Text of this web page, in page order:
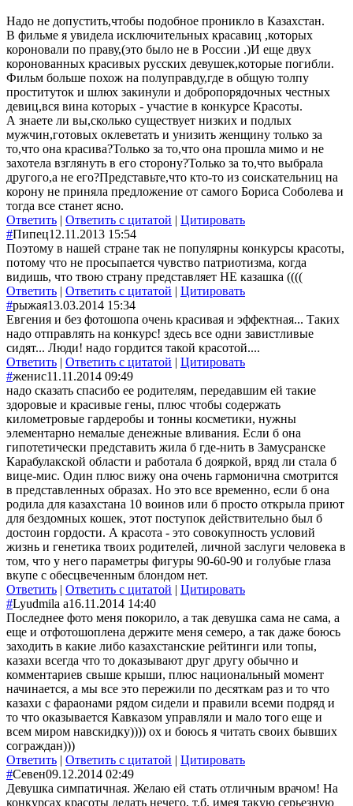
Надо не допустить,чтобы подобное проникло в Казахстан.
В фильме я увидела исключительных красавиц ,которых
короновали по праву,(это было не в России .)И еще двух
коронованных красивых русских девушек,которые погибли.
Фильм больше похож на полуправду,где в общую толпу
проституток и шлюх закинули и добропорядочных честных
девиц,вся вина которых - участие в конкурсе Красоты.
А знаете ли вы,сколько существует низких и подлых
мужчин,готовых оклеветать и унизить женщину только за
то,что она красива?Только за то,что она прошла мимо и не
захотела взглянуть в его сторону?Только за то,что выбрала
другого,а не его?Представьте,что кто-то из соискательниц на
корону не приняла предложение от самого Бориса Соболева и
тогда все станет ясно.
Ответить | Ответить с цитатой | Цитировать
#Пипец12.11.2013 15:54
Поэтому в нашей стране так не популярны конкурсы красоты,
потому что не просыпается чувство патриотизма, когда
видишь, что твою страну представляет НЕ казашка ((((
Ответить | Ответить с цитатой | Цитировать
#рыжая13.03.2014 15:34
Евгения и без фотошопа очень красивая и эффектная... Таких
надо отправлять на конкурс! здесь все одни завистливые
сидят... Люди! надо гордится такой красотой....
Ответить | Ответить с цитатой | Цитировать
#женис11.11.2014 09:49
надо сказать спасибо ее родителям, передавшим ей такие
здоровые и красивые гены, плюс чтобы содержать
километровые гардеробы и тонны косметики, нужны
элементарно немалые денежные вливания. Если б она
гипотетически представить жила б где-нить в Замусранске
Карабулакской области и работала б дояркой, вряд ли стала б
вице-мис. Один плюс вижу она очень гармонична смотрится
в представленных образах. Но это все временно, если б она
родила для казахстана 10 воинов или б просто открыла приют
для бездомных кошек, этот поступок действительно был б
достоин гордости. А красота - это совокупность условий
жизнь и генетика твоих родителей, личной заслуги человека в
том, что у него параметры фигуры 90-60-90 и голубые глаза
вкупе с обесцвеченным блондом нет.
Ответить | Ответить с цитатой | Цитировать
#Lyudmila а16.11.2014 14:40
Последнее фото меня покорило, а так девушка сама не сама, а
еще и отфотошоплена держите меня семеро, а так даже боюсь
заходить в какие либо казахстанские рейтинги или топы,
казахи всегда что то доказывают друг другу обычно и
комментариев свыше крыши, плюс национальный момент
начинается, а мы все это пережили по десяткам раз и то что
казахи с фараонами рядом сидели и правили всеми подряд и
то что оказывается Кавказом управляли и мало того еще и
всем миром навскидку)))) ох и боюсь я читать своих бывших
сограждан)))
Ответить | Ответить с цитатой | Цитировать
#Севен09.12.2014 02:49
Девушка симпатичная. Желаю ей стать отличным врачом! На
конкурсах красоты делать нечего, т.б. имея такую серьезную